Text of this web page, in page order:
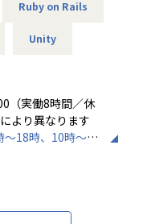
在籍しており、年
です。
るため、一人現場
り、定例MTGやチ
Ruby on Rails
Unity
（実働8時間／休
トにより異なります
18時、10時～19
平均20時間）